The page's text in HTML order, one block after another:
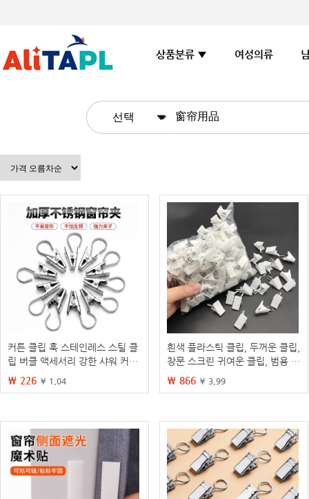
상품분류 ▼ 여성의류
커튼 클립 훅 스테인레스 스틸 클
립 버클 액세서리 강한 샤워 커튼
클립 하중지지 두꺼운 구식 커튼
클립
₩ 226 ¥ 1.04
흰색 플라스틱 클립, 두꺼운 클립,
창문 스크린 귀여운 클립, 범용 보
관 소형 클립, 샤워 커튼 클립, 스
냅 클립 후크
₩ 866 ¥ 3.99